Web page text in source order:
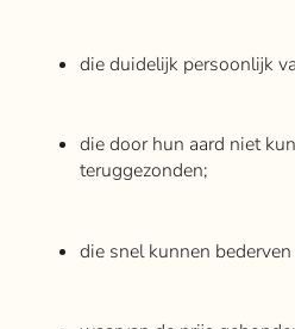
die duidelijk persoonlijk
die door hun aard niet
teruggezonden;
die snel kunnen